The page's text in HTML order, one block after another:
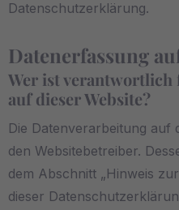
Datenschutzerklärung.
Datenerfassung
Wer ist verantwortlich
auf dieser Website?
Die Datenverarbeitung auf
den Websitebetreiber.
dem Abschnitt „Hinweis
dieser